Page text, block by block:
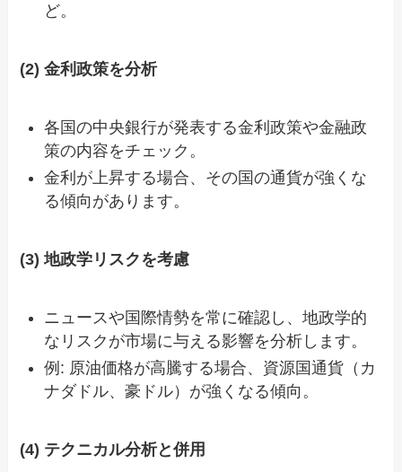
ど。
(2) 金利政策を分析
各国の中央銀行が発表する金利政策や金融政
策の内容をチェック。
金利が上昇する場合、その国の通貨が強くな
る傾向があります。
(3) 地政学リスクを考慮
ニュースや国際情勢を常に確認し、地政学的
なリスクが市場に与える影響を分析します。
例: 原油価格が高騰する場合、資源国通貨（カ
ナダドル、豪ドル）が強くなる傾向。
(4) テクニカル分析と併用